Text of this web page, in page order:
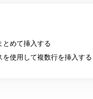
とめて挿入する
を使用して複数行を挿入する